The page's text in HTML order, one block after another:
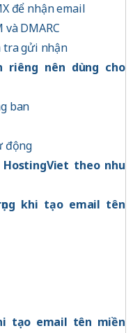
để nhận email
và DMARC
tra gửi nhận
riêng nên dùng cho
ban
động
HostingViet theo nhu
khi tạo email tên
tạo email tên miền